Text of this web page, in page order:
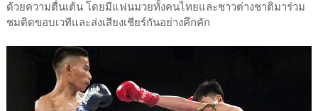
ด้วยความตื่นเต้น โดยมีแฟนมวยทั้งคนไทยและชาวต่างชาติมาร่วม
ชมติดขอบเวทีและส่งเสียงเชียร์กันอย่างคึกคัก